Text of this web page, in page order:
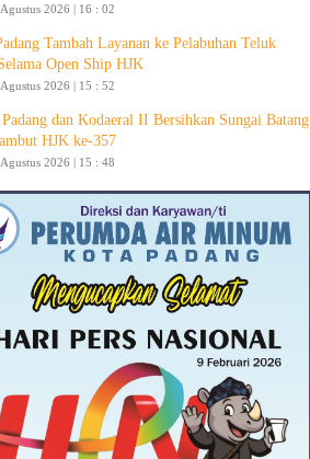
2026 | 16 : 02
Tambah Layanan ke Pelabuhan Teluk
Open Ship HJK
2026 | 15 : 52
dan Kodaeral II Bersihkan Sungai Batang
HJK ke-357
2026 | 15 : 48